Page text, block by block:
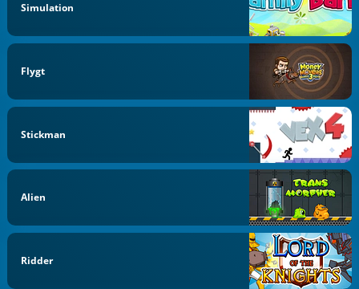
Simulation
Flygt
Stickman
Alien
Ridder